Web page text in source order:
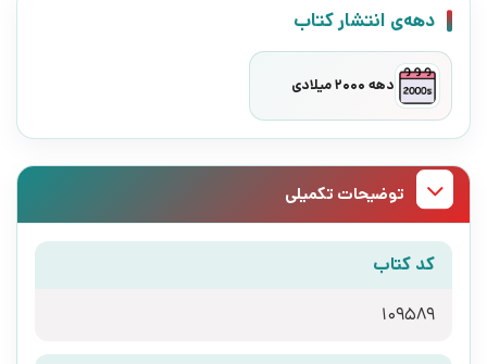
دهه‌ی انتشار کتاب
دهه 2000 میلادی
توضیحات تکمیلی
کد کتاب
109589